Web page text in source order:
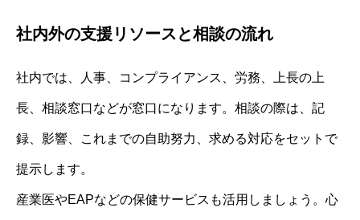
社内外の支援リソースと相談の流れ
社内では、人事、コンプライアンス、労務、上長の上
長、相談窓口などが窓口になります。相談の際は、記
録、影響、これまでの自助努力、求める対応をセットで
提示します。
産業医やEAPなどの保健サービスも活用しましょう。心